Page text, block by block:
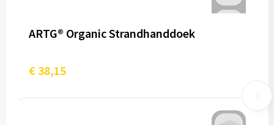
ARTG® Organic Strandhanddoek
€ 38,15